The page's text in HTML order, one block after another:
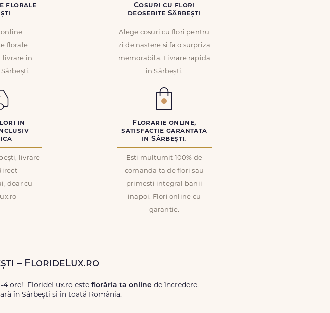
florale
online
florale
livrare in
Cosuri cu flori
deosebite Sârbești
Alege cosuri cu flori pentru
zi de nastere si fa o surpriza
memorabila. Livrare rapida
in Sârbești.
in
livrare
doar cu
Florarie online,
satisfactie garantata
in Sârbești.
Esti multumit 100% de
comanda ta de flori sau
primesti integral banii
inapoi. Flori online cu
garantie.
– FlorideLux.ro
4 ore! FlorideLux.ro este florăria ta online de încredere,
în Sârbești și în toată România.